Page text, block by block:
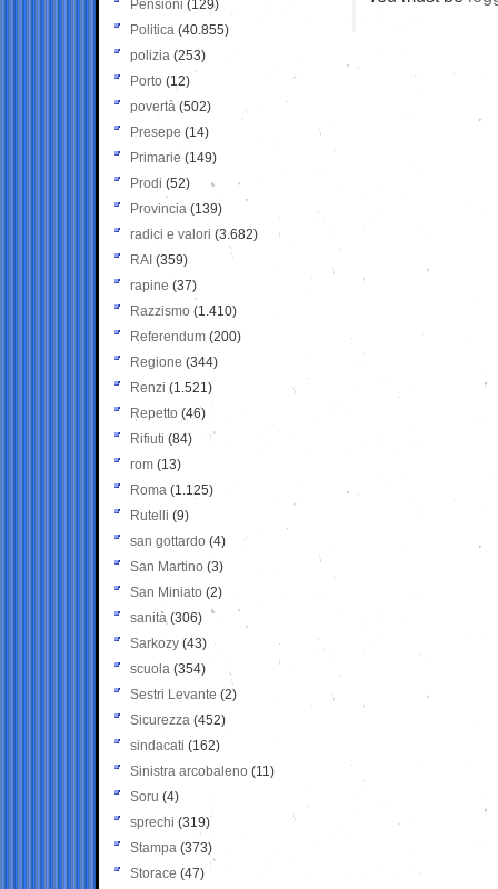
Pensioni (129)
Politica (40.855)
polizia (253)
Porto (12)
povertà (502)
Presepe (14)
Primarie (149)
Prodi (52)
Provincia (139)
radici e valori (3.682)
RAI (359)
rapine (37)
Razzismo (1.410)
Referendum (200)
Regione (344)
Renzi (1.521)
Repetto (46)
Rifiuti (84)
rom (13)
Roma (1.125)
Rutelli (9)
san gottardo (4)
San Martino (3)
San Miniato (2)
sanità (306)
Sarkozy (43)
scuola (354)
Sestri Levante (2)
Sicurezza (452)
sindacati (162)
Sinistra arcobaleno (11)
Soru (4)
sprechi (319)
Stampa (373)
Storace (47)